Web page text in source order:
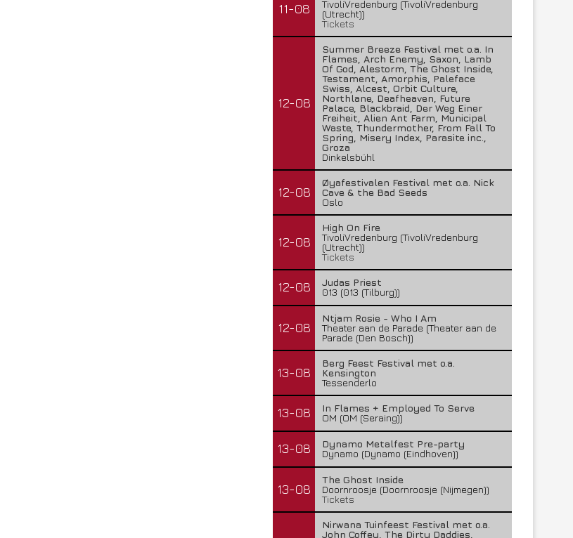
11-08
TivoliVredenburg (TivoliVredenburg
(Utrecht))
Tickets
12-08
Summer Breeze Festival met o.a. In
Flames, Arch Enemy, Saxon, Lamb
Of God, Alestorm, The Ghost Inside,
Testament, Amorphis, Paleface
Swiss, Alcest, Orbit Culture,
Northlane, Deafheaven, Future
Palace, Blackbraid, Der Weg Einer
Freiheit, Alien Ant Farm, Municipal
Waste, Thundermother, From Fall To
Spring, Misery Index, Parasite inc.,
Groza
Dinkelsbühl
12-08
Øyafestivalen Festival met o.a. Nick
Cave & the Bad Seeds
Oslo
12-08
High On Fire
TivoliVredenburg (TivoliVredenburg
(Utrecht))
Tickets
12-08
Judas Priest
013 (013 (Tilburg))
12-08
Ntjam Rosie - Who I Am
Theater aan de Parade (Theater aan de
Parade (Den Bosch))
13-08
Berg Feest Festival met o.a.
Kensington
Tessenderlo
13-08
In Flames + Employed To Serve
OM (OM (Seraing))
13-08
Dynamo Metalfest Pre-party
Dynamo (Dynamo (Eindhoven))
13-08
The Ghost Inside
Doornroosje (Doornroosje (Nijmegen))
Tickets
Nirwana Tuinfeest Festival met o.a.
John Coffey, The Dirty Daddies,